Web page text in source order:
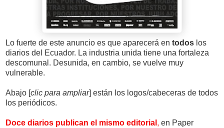
Lo fuerte de este anuncio es que aparecerá en todos los
diarios del Ecuador. La industria unida tiene una fortaleza
descomunal. Desunida, en cambio, se vuelve muy
vulnerable.
Abajo [clic para ampliar] están los logos/cabeceras de todos
los periódicos.
Doce diarios publican el mismo editorial , en Paper